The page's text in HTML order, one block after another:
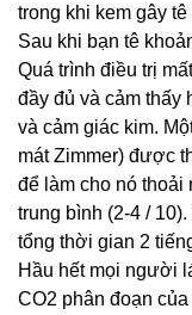
trong khi kem gây
Sau khi bạn tê
Quá trình điều trị
đầy đủ và cảm thấy
và cảm giác kim.
mát Zimmer) được
để làm cho nó thoải
trung bình (2-4 /
tổng thời gian 2
Hầu hết mọi người
CO2 phân đoạn